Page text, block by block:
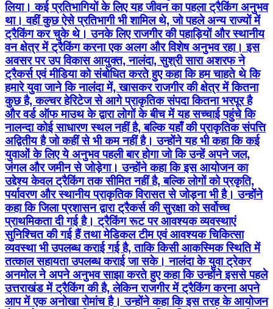
लिया। कई प्रतिभागियों के लिए यह जीवन का पहला ट्रैकिंग अनुभव
था। वहीं कुछ ऐसे प्रतिभागी भी शामिल थे, जो पहले अन्य राज्यों में
ट्रैकिंग कर चुके थे। उनके लिए राजगीर की पहाड़ियों और स्थानीय
वन क्षेत्र में ट्रैकिंग करना एक अलग और विशेष अनुभव रहा। इस
अवसर पर उप विकास आयुक्त, नालंदा, सुश्री सारा अशरफ ने
ट्रैकर्स एवं मीडिया को संबोधित करते हुए कहा कि हम चाहते थे कि
हमारे युवा जाने कि नालंदा में, खासकर राजगीर की क्षेत्र में कितना
कुछ है, कल्चर हेरिटेज से आगे प्राकृतिक संपदा कितना भरपूर है
और वर्ड ऑफ माउथ के द्वारा लोगों के बीच में यह सच्चाई पहुंचे कि
नालन्दा कोई साधारण स्थल नहीं है, बल्कि यहाँ की प्राकृतिक संपत्ति
अद्वितीय है जो कहीं से भी कम नहीं है। उन्होंने यह भी कहा कि कई
युवाओं के लिए ये अनुभव पहली बार होगा जो कि उन्हें अपने जल,
जंगल और जमीन से जोड़ेगा। उन्होंने कहा कि इस आयोजन का
उद्देश्य केवल ट्रैकिंग तक सीमित नहीं है, बल्कि लोगों को प्रकृति,
पर्यावरण और स्थानीय प्राकृतिक विरासत से जोड़ना भी है। उन्होंने
कहा कि जिला प्रशासन द्वारा ट्रैकर्स की सुरक्षा को सर्वोच्च
प्राथमिकता दी गई है। ट्रैकिंग रूट पर आवश्यक व्यवस्थाएं
सुनिश्चित की गई हैं तथा मेडिकल टीम एवं आवश्यक चिकित्सा
व्यवस्था भी उपलब्ध कराई गई है, ताकि किसी आकस्मिक स्थिति में
तत्काल सहायता उपलब्ध कराई जा सके। नालंदा के युवा ट्रेकर
अनमोल ने अपने अनुभव साझा करते हुए कहा कि उन्होंने इससे पहले
उत्तराखंड में ट्रैकिंग की है, लेकिन राजगीर में ट्रैकिंग करना अपने
आप में एक अनोखा रोमांच है। उन्होंने कहा कि इस तरह के आयोजन